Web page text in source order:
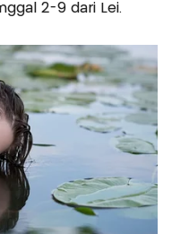
2-9 dari Lei.